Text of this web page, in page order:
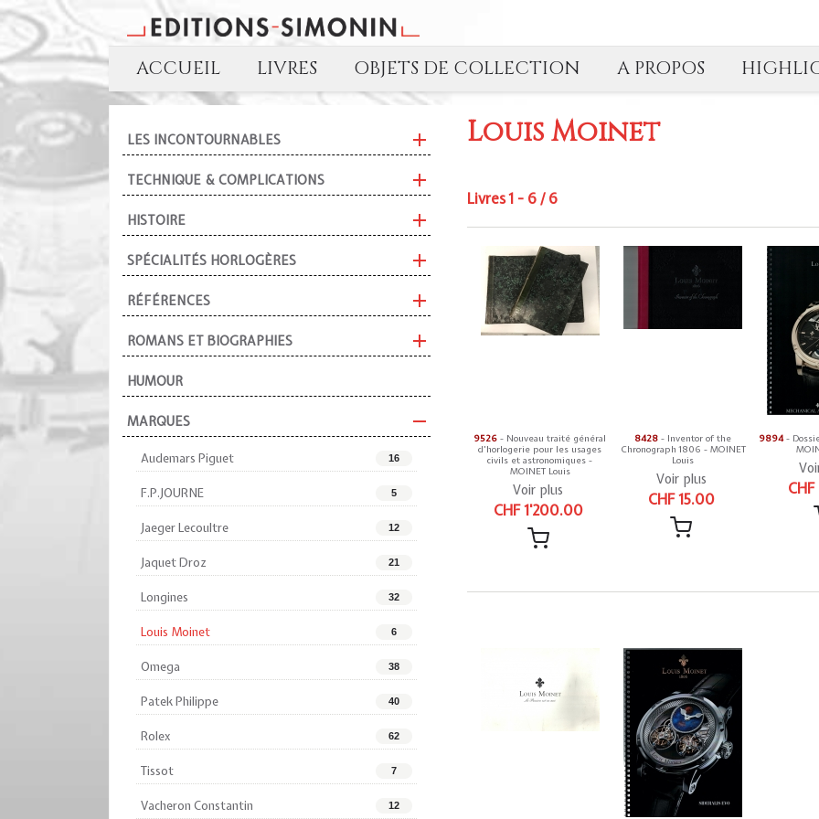
ACCUEIL LIVRES OBJETS DE COLLECTION A PROPOS
LES INCONTOURNABLES
TECHNIQUE & COMPLICATIONS
HISTOIRE
SPÉCIALITÉS HORLOGÈRES
RÉFÉRENCES
ROMANS ET BIOGRAPHIES
HUMOUR
MARQUES
Audemars Piguet 16
F.P.JOURNE 5
Jaeger Lecoultre 12
Jaquet Droz 21
Longines 32
Louis Moinet 6
Omega 38
Patek Philippe 40
Rolex 62
Tissot 7
Vacheron Constantin 12
Louis Moinet
Livres 1 - 6 / 6
9526 - Nouveau traité général
d'horlogerie pour les usages
civils et astronomiques -
MOINET Louis
Voir plus
CHF 1'200.00
8428 - Inventor of the
Chronograph 1806 - MOINET
Louis
Voir plus
CHF 15.00
9894-